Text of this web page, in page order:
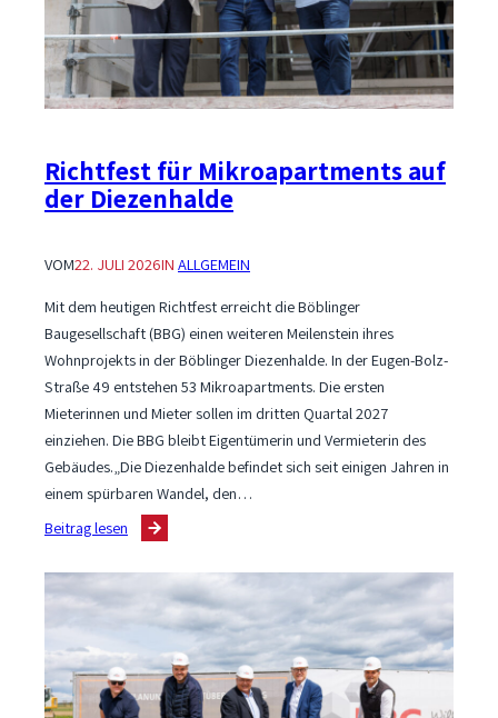
Richtfest für Mikroapartments auf
der Diezenhalde
VOM22. JULI 2026IN ALLGEMEIN
Mit dem heutigen Richtfest erreicht die Böblinger
Baugesellschaft (BBG) einen weiteren Meilenstein ihres
Wohnprojekts in der Böblinger Diezenhalde. In der Eugen-Bolz-
Straße 49 entstehen 53 Mikroapartments. Die ersten
Mieterinnen und Mieter sollen im dritten Quartal 2027
einziehen. Die BBG bleibt Eigentümerin und Vermieterin des
Gebäudes.„Die Diezenhalde befindet sich seit einigen Jahren in
einem spürbaren Wandel, den…
Beitrag lesen
Richtfest
für
Mikroapartments
der
Diezenhalde